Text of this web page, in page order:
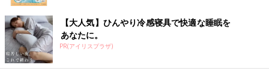
【大人気】ひんやり冷感寝具で快適な睡眠を
あなたに。
PR(アイリスプラザ)